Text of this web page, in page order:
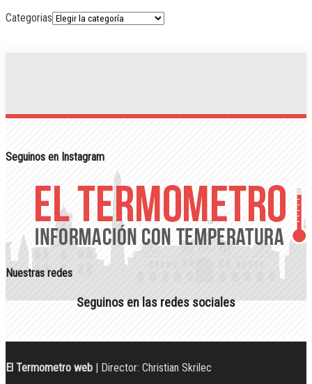
Categorias
Seguinos en Instagram
Nuestras redes
Seguinos en las redes sociales
El Termometro web | Director: Christian Skrilec